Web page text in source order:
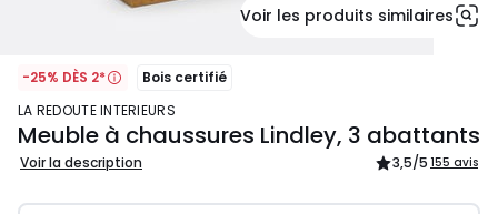
Voir les produits similaires
-25% DÈS 2*
Bois certifié
LA REDOUTE INTERIEURS
Meuble à chaussures Lindley, 3 abattants
Voir la description 3,5/5 155 avis